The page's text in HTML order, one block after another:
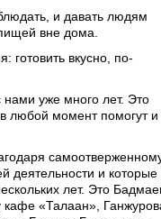
и давать людям
вне дома.
вкусно, по-
уже много лет. Это
любой момент помогут и
деятельности и которые
лет. Это
кафе «Талаан»,